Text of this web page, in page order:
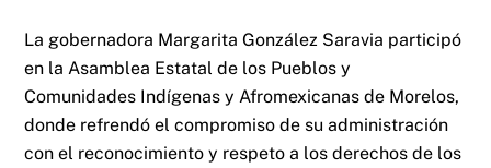
La gobernadora Margarita González Saravia participó
en la Asamblea Estatal de los Pueblos y
Comunidades Indígenas y Afromexicanas de Morelos,
donde refrendó el compromiso de su administración
con el reconocimiento y respeto a los derechos de los